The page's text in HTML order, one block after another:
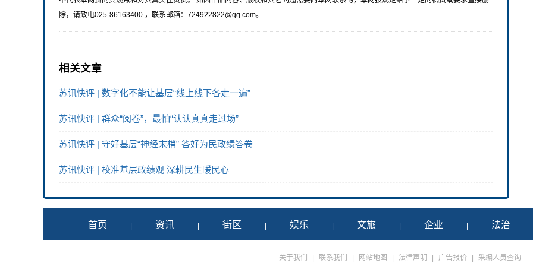
除，请致电025-86163400 ，联系邮箱：724922822@qq.com。
相关文章
苏讯快评 | 数字化不能让基层“线上线下各走一遍”
苏讯快评 | 群众“阅卷”，最怕“认认真真走过场”
苏讯快评 | 守好基层“神经末梢” 答好为民政绩答卷
苏讯快评 | 校准基层政绩观 深耕民生暖民心
首页 资讯 街区 娱乐 文旅 企业 法治
关于我们 联系我们 网站地图 法律声明 广告报价 采编人员查询